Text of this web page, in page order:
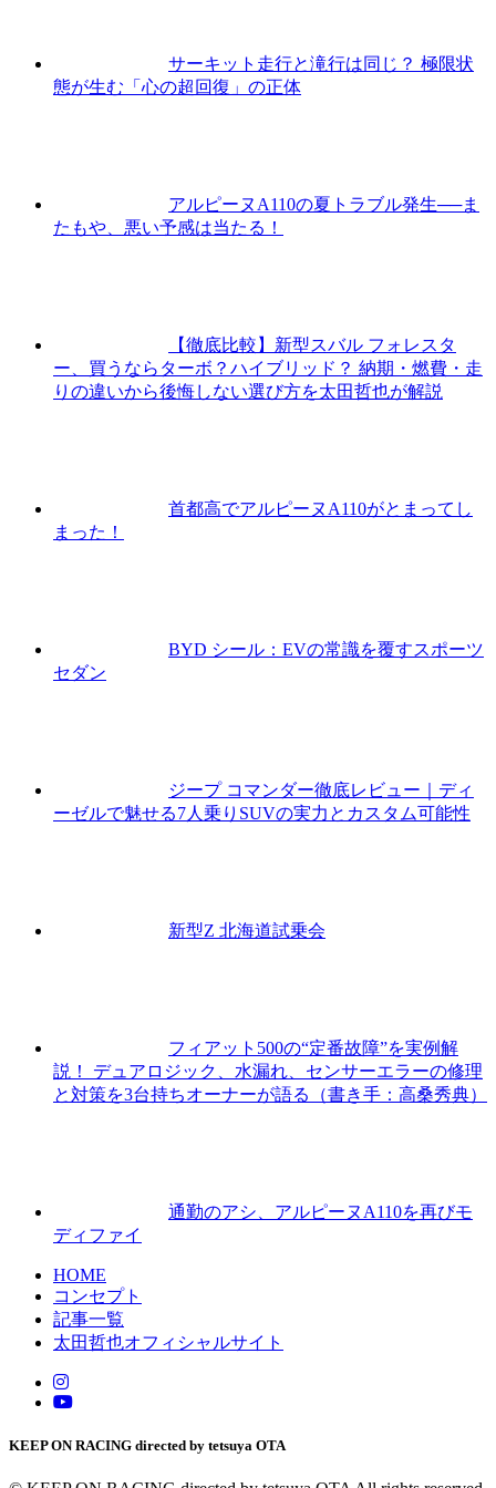
サーキット走行と滝行は同じ？ 極限状
態が生む「心の超回復」の正体
アルピーヌA110の夏トラブル発生──ま
たもや、悪い予感は当たる！
【徹底比較】新型スバル フォレスタ
ー、買うならターボ？ハイブリッド？ 納期・燃費・走
りの違いから後悔しない選び方を太田哲也が解説
首都高でアルピーヌA110がとまってし
まった！
BYD シール：EVの常識を覆すスポーツ
セダン
ジープ コマンダー徹底レビュー｜ディ
ーゼルで魅せる7人乗りSUVの実力とカスタム可能性
新型Z 北海道試乗会
フィアット500の“定番故障”を実例解
説！ デュアロジック、水漏れ、センサーエラーの修理
と対策を3台持ちオーナーが語る（書き手：高桑秀典）
通勤のアシ、アルピーヌA110を再びモ
ディファイ
HOME
コンセプト
記事一覧
太田哲也オフィシャルサイト
KEEP ON RACING directed by tetsuya OTA